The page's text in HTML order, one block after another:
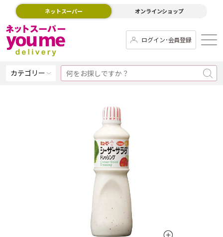
ネットスーパー オンラインショップ
ログイン･会員登録
カテゴリー